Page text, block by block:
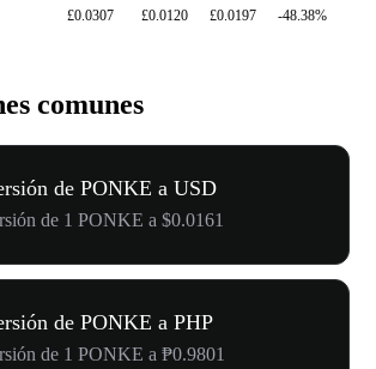
£0.0307 £0.0120 £0.0197 -48.38%
comunes
de PONKE a USD
de 1 PONKE a $0.0161
de PONKE a PHP
de 1 PONKE a ₱0.9801